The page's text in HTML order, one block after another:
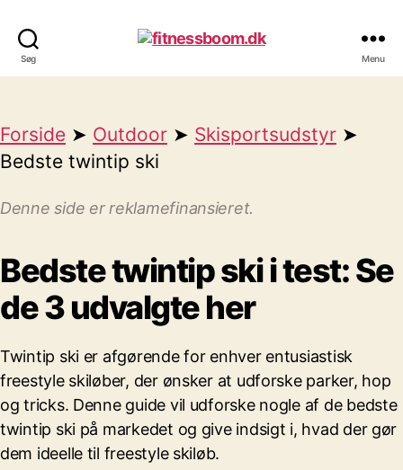
Søg Menu
Forside ➤ Outdoor ➤ Skisportsudstyr ➤
Bedste twintip ski
Denne side er reklamefinansieret.
Bedste twintip ski i test: Se
de 3 udvalgte her
Twintip ski er afgørende for enhver entusiastisk
freestyle skiløber, der ønsker at udforske parker, hop
og tricks. Denne guide vil udforske nogle af de bedste
twintip ski på markedet og give indsigt i, hvad der gør
dem ideelle til freestyle skiløb.